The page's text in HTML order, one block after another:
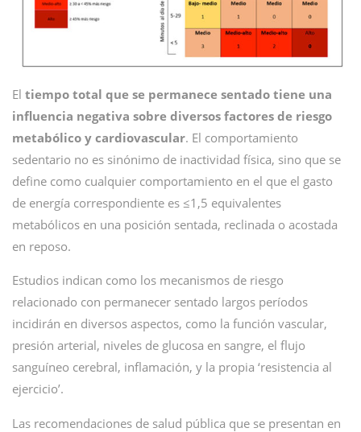
El tiempo total que se permanece sentado tiene una
influencia negativa sobre diversos factores de riesgo
metabólico y cardiovascular. El comportamiento
sedentario no es sinónimo de inactividad física, sino que se
define como cualquier comportamiento en el que el gasto
de energía correspondiente es ≤1,5 equivalentes
metabólicos en una posición sentada, reclinada o acostada
en reposo.
Estudios indican como los mecanismos de riesgo
relacionado con permanecer sentado largos períodos
incidirán en diversos aspectos, como la función vascular,
presión arterial, niveles de glucosa en sangre, el flujo
sanguíneo cerebral, inflamación, y la propia ‘resistencia al
ejercicio’.
Las recomendaciones de salud pública que se presentan en